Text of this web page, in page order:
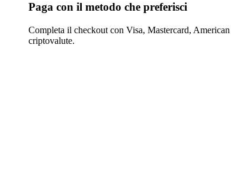
Paga con il metodo che preferisci
Completa il checkout con Visa, Mastercard,
criptovalute.